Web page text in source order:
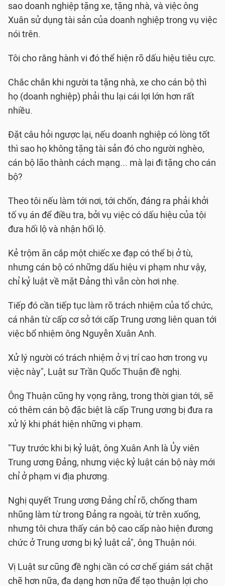
sao doanh nghiệp tặng xe, tặng nhà, và việc ông
Xuân sử dụng tài sản của doanh nghiệp trong vụ việc
nói trên.
Tôi cho rằng hành vi đó thể hiện rõ dấu hiệu tiêu cực.
Chắc chắn khi người ta tặng nhà, xe cho cán bộ thì
họ (doanh nghiệp) phải thu lại cái lợi lớn hơn rất
nhiều.
Đặt câu hỏi ngược lại, nếu doanh nghiệp có lòng tốt
thì sao họ không tặng tài sản đó cho người nghèo,
cán bộ lão thành cách mạng... mà lại đi tặng cho cán
bộ?
Theo tôi nếu làm tới nơi, tới chốn, đáng ra phải khởi
tố vụ án để điều tra, bởi vụ việc có dấu hiệu của tội
đưa hối lộ và nhận hối lộ.
Kẻ trộm ăn cắp một chiếc xe đạp có thể bị ở tù,
nhưng cán bộ có những dấu hiệu vi phạm như vậy,
chỉ kỷ luật về mặt Đảng thì vẫn còn hơi nhẹ.
Tiếp đó cần tiếp tục làm rõ trách nhiệm của tổ chức,
cá nhân từ cấp cơ sở tới cấp Trung ương liên quan tới
việc bổ nhiệm ông Nguyễn Xuân Anh.
Xử lý người có trách nhiệm ở vị trí cao hơn trong vụ
việc này", Luật sư Trần Quốc Thuận đề nghị.
Ông Thuận cũng hy vọng rằng, trong thời gian tới, sẽ
có thêm cán bộ đặc biệt là cấp Trung ương bị đưa ra
xử lý khi phát hiện những vi phạm.
"Tuy trước khi bị kỷ luật, ông Xuân Anh là Ủy viên
Trung ương Đảng, nhưng việc kỷ luật cán bộ này mới
chỉ ở phạm vi địa phương.
Nghị quyết Trung ương Đảng chỉ rõ, chống tham
nhũng làm từ trong Đảng ra ngoài, từ trên xuống​,
nhưng tôi chưa thấy cán bộ cao cấp nào hiện đương
chức ở Trung ương bị kỷ luật cả", ông Thuận nói.
Vị Luật sư cũng đề nghị cần có cơ chế giám sát chặt
chẽ hơn nữa, đa dạng hơn nữa để tạo thuận lợi cho